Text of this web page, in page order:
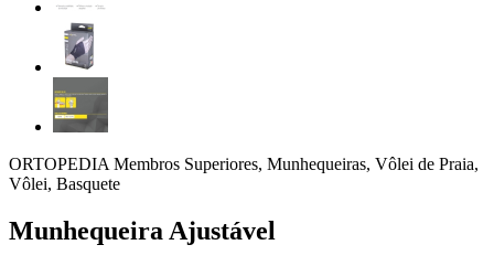
ORTOPEDIA Membros Superiores, Munhequeiras, Vôlei de Praia,
Vôlei, Basquete
Munhequeira Ajustável